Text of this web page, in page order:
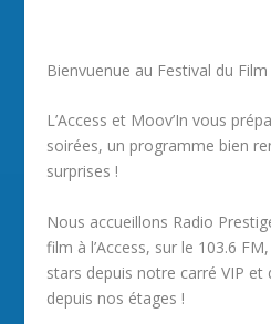
Bienvuenue au Festival du Film
L’Access et Moov’In vous
soirées, un programme bien
surprises !
Nous accueillons Radio
film à l’Access, sur le 103.6
stars depuis notre carré VIP
depuis nos étages !